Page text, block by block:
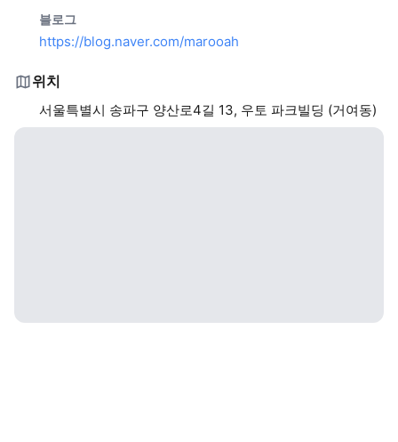
블로그
https://blog.naver.com/marooah
위치
서울특별시 송파구 양산로4길 13, 우토 파크빌딩 (거여동)